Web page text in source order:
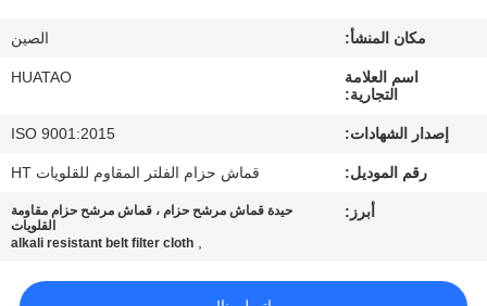
الجودة
اتصل
اطلب
مكان المنشأ: الصين
اسم العلامة
التجارية:
HUATAO
إصدار الشهادات: ISO 9001:2015
رقم الموديل: قماش حزام الفلتر المقاوم للقلويات HT
أبرز:
حيدة قماش مرشح حزام ، قماش مرشح حزام مقاومة
القلويات
,
alkali resistant belt filter cloth